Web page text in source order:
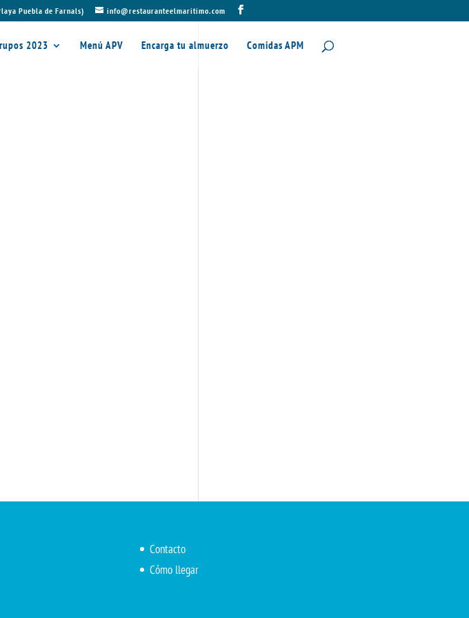
Puebla de Farnals) info@restauranteelmaritimo.com
2023 Menú APV Encarga tu almuerzo Comidas APM
Contacto
Cómo llegar